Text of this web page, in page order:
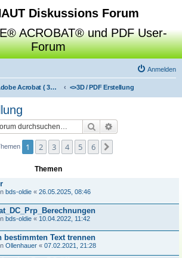
Diskussions Forum
ACROBAT® und PDF User-
Forum
Anmelden
Acrobat ( 3D / Professional / Standard / Reader / Distiller ) <>3D / PDF Erstellung
Suche
1 2 3 4 5 6
Themen
bds-oldie « 26.05.2025, 08:46
bds-oldie « 10.04.2022, 11:42
bestimmten Text trennen
Ollenhauer « 07.02.2021, 21:28